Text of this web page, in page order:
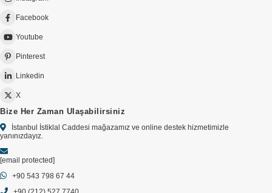
Facebook
Youtube
Pinterest
Linkedin
X
Bize Her Zaman Ulaşabilirsiniz
İstanbul İstiklal Caddesi mağazamız ve online destek hizmetimizle
yanınızdayız.
[email protected]
+90 543 798 67 44